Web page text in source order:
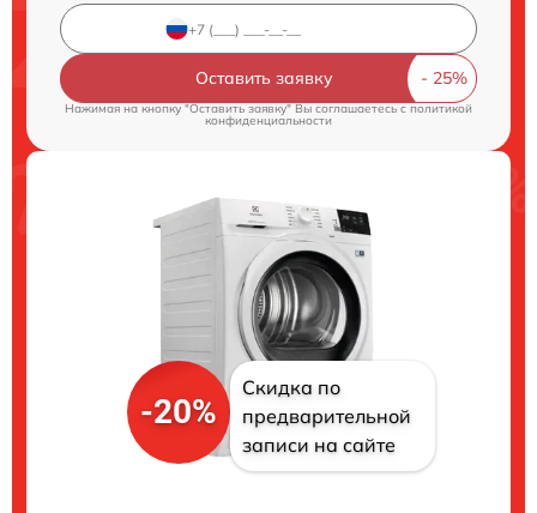
Оставить заявку
Нажимая на кнопку "Оставить заявку" Вы соглашаетесь c политикой
конфиденциальности
-20%
Скидка по
предварительной
записи на сайте